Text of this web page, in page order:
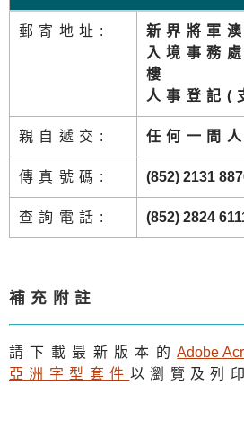
郵寄地址: 新界將軍
入境事務
樓
人事登記(
親自遞交: 任何一間
傳真號碼: (852) 2131
查詢電話: (852) 2824
補充附註
請下載最新版本的Adobe
亞洲字型套件 以瀏覽及列印